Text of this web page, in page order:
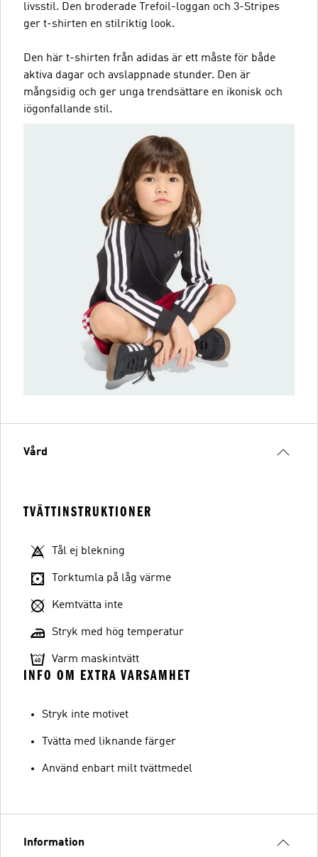
livsstil. Den broderade Trefoil-loggan och 3-Stripes
ger t-shirten en stilriktig look.
Den här t-shirten från adidas är ett måste för både
aktiva dagar och avslappnade stunder. Den är
mångsidig och ger unga trendsättare en ikonisk och
iögonfallande stil.
Vård
TVÄTTINSTRUKTIONER
Tål ej blekning
Torktumla på låg värme
Kemtvätta inte
Stryk med hög temperatur
Varm maskintvätt
INFO OM EXTRA VARSAMHET
Stryk inte motivet
Tvätta med liknande färger
Använd enbart milt tvättmedel
Information